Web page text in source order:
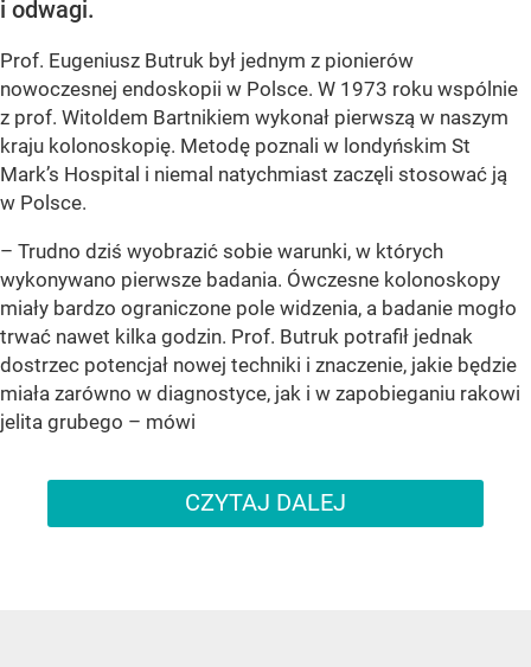
i odwagi.
Prof. Eugeniusz Butruk był jednym z pionierów
nowoczesnej endoskopii w Polsce. W 1973 roku wspólnie
z prof. Witoldem Bartnikiem wykonał pierwszą w naszym
kraju kolonoskopię. Metodę poznali w londyńskim St
Mark’s Hospital i niemal natychmiast zaczęli stosować ją
w Polsce.
– Trudno dziś wyobrazić sobie warunki, w których
wykonywano pierwsze badania. Ówczesne kolonoskopy
miały bardzo ograniczone pole widzenia, a badanie mogło
trwać nawet kilka godzin. Prof. Butruk potrafił jednak
dostrzec potencjał nowej techniki i znaczenie, jakie będzie
miała zarówno w diagnostyce, jak i w zapobieganiu rakowi
jelita grubego – mówi
CZYTAJ DALEJ